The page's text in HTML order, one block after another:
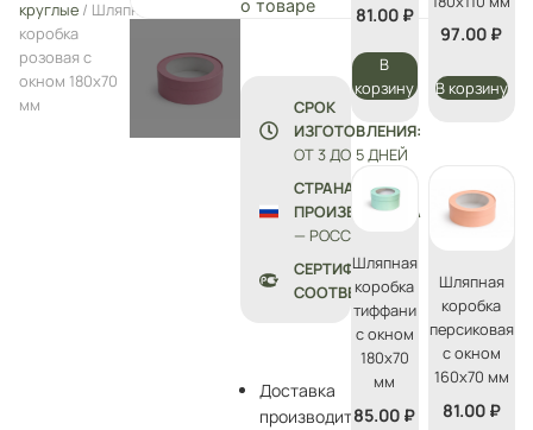
круглые / Шляпная
коробка
розовая с
окном 180х70
мм
о товаре
СРОК
ИЗГОТОВЛЕНИЯ:
ОТ 3 ДО 5 ДНЕЙ
СТРАНА
ПРОИЗВОДСТВА
— РОССИЯ
СЕРТИФИКАТЫ
СООТВЕТСТВИЯ
Доставка
производится
81.00 ₽
В
корзину
97.00 ₽
В корзину
Шляпная
коробка
тиффани
с окном
180х70
мм
85.00 ₽
Шляпная
коробка
персиковая
с окном
160х70 мм
81.00 ₽